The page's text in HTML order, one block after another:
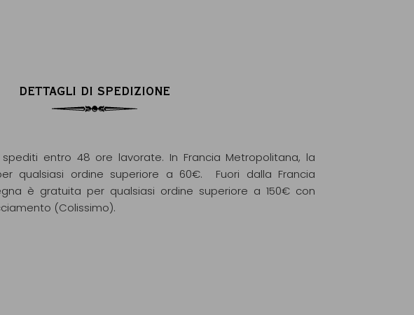
DETTAGLI DI SPEDIZIONE
entro 48 ore lavorate. In Francia Metropolitana, la
qualsiasi ordine superiore a 60€. Fuori dalla Francia
è gratuita per qualsiasi ordine superiore a 150€ con
(Colissimo).